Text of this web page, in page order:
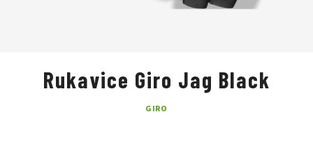
Rukavice Giro Jag Black
GIRO